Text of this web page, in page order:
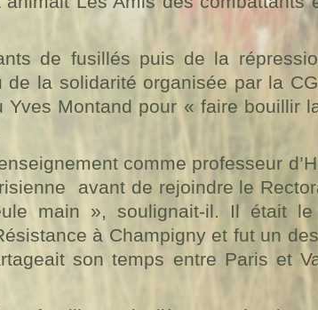
de fusillés puis de la
la solidarité organisée par la
Montand pour « faire bouillir
comme professeur
avant de rejoindre le
main », soulignait-il. Il était
à Champigny et fut un
son temps entre Paris et